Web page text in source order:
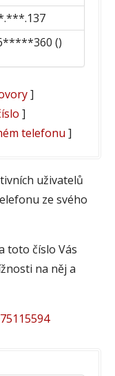
()
]
]
telefonu ]
uživatelů
ze svého
toto číslo Vás
na něj a